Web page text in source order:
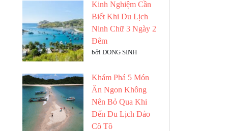
Kinh Nghiệm Cần
Biết Khi Du Lịch
Ninh Chữ 3 Ngày 2
Đêm
bởi DONG SINH
Khám Phá 5 Món
Ăn Ngon Không
Nên Bỏ Qua Khi
Đến Du Lịch Đảo
Cô Tô